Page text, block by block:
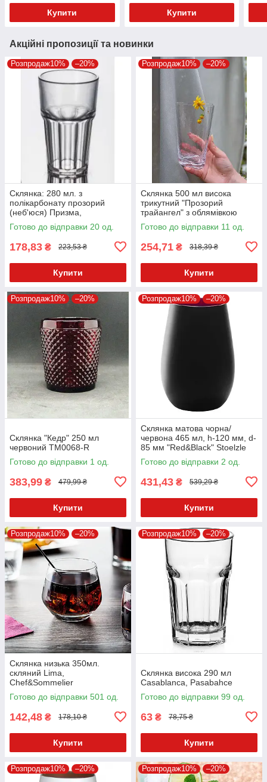
Купити Купити
Акційні пропозиції та новинки
Розпродаж10% –20%
Склянка: 280 мл. з
полікарбонату прозорий
(неб'юся) Призма,
GastroPlast
Готово до відправки 20 од.
178,83 ₴ 223,53 ₴
Купити
Розпродаж10% –20%
Склянка 500 мл висока
трикутний "Прозорий
трайангел" з облямівкою
золото/срібло та без TR005
Готово до відправки 11 од.
254,71 ₴ 318,39 ₴
Купити
Розпродаж10% –20%
Склянка "Кедр" 250 мл
червоний TM0068-R
Готово до відправки 1 од.
383,99 ₴ 479,99 ₴
Купити
Розпродаж10% –20%
Склянка матова чорна/
червона 465 мл, h-120 мм, d-
85 мм "Red&Black" Stoelzle
Готово до відправки 2 од.
431,43 ₴ 539,29 ₴
Купити
Розпродаж10% –20%
Склянка низька 350мл.
скляний Lima,
Chef&Sommelier
Готово до відправки 501 од.
142,48 ₴ 178,10 ₴
Купити
Розпродаж10% –20%
Склянка висока 290 мл
Casablanca, Pasabahce
Готово до відправки 99 од.
63 ₴ 78,75 ₴
Купити
Розпродаж10% –20% Розпродаж10% –20%